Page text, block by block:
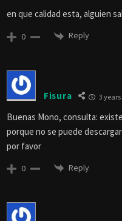
en que calidad esta, alguien
0 Reply
Fisura 3
Buenas Mono, consulta:
porque no se puede
por favor
0 Reply